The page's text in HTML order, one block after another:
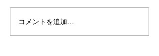
コメントを追加…